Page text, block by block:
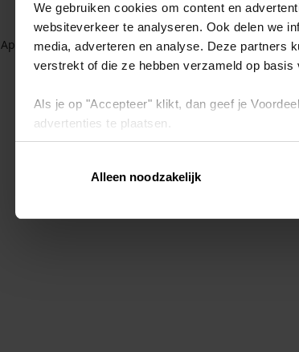
We gebruiken cookies om content en
websiteverkeer te analyseren. Ook delen we
media, adverteren en analyse. Deze partners
verstrekt of die ze hebben verzameld op
Als je op "Accepteer" klikt, dan geef je
advertenties te plaatsen.
Via "Cookie instellingen" kun je ook zelf
intrekken op onscookiebeleid.
Alleen noodzakelijk
Application error: a client-side exception has occurred